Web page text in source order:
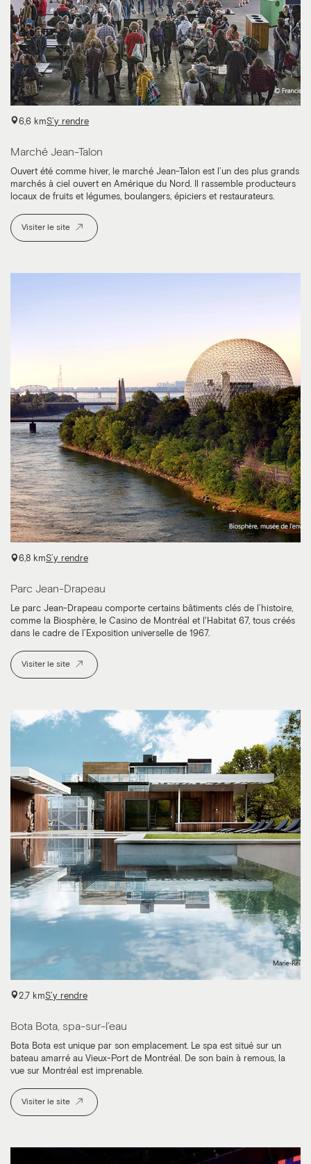
6,6 kmS’y rendre
Marché Jean-Talon
Ouvert été comme hiver, le marché Jean-Talon est l’un des plus grands
marchés à ciel ouvert en Amérique du Nord. Il rassemble producteurs
locaux de fruits et légumes, boulangers, épiciers et restaurateurs.
Visiter le site
6,8 kmS’y rendre
Parc Jean-Drapeau
Le parc Jean-Drapeau comporte certains bâtiments clés de l’histoire,
comme la Biosphère, le Casino de Montréal et l'Habitat 67, tous créés
dans le cadre de l’Exposition universelle de 1967.
Visiter le site
2,7 kmS’y rendre
Bota Bota, spa-sur-l’eau
Bota Bota est unique par son emplacement. Le spa est situé sur un
bateau amarré au Vieux-Port de Montréal. De son bain à remous, la
vue sur Montréal est imprenable.
Visiter le site